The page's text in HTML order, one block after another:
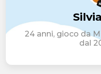
24 anni, gioco da
dal